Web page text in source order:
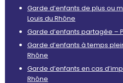
Garde d’enfants de plus ou
Louis du Rhône
Garde d’enfants partagée –
Garde d’enfants à temps
Rhône
Garde d’enfants en cas
Rhône